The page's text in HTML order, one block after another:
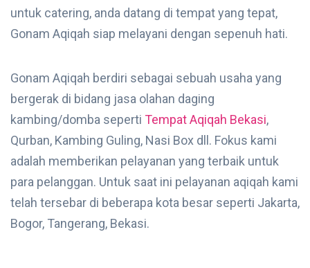
untuk catering, anda datang di tempat yang tepat,
Gonam Aqiqah siap melayani dengan sepenuh hati.
Gonam Aqiqah berdiri sebagai sebuah usaha yang
bergerak di bidang jasa olahan daging
kambing/domba seperti Tempat Aqiqah Bekasi,
Qurban, Kambing Guling, Nasi Box dll. Fokus kami
adalah memberikan pelayanan yang terbaik untuk
para pelanggan. Untuk saat ini pelayanan aqiqah kami
telah tersebar di beberapa kota besar seperti Jakarta,
Bogor, Tangerang, Bekasi.